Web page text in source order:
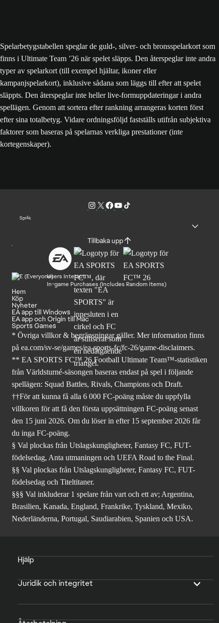
Spelarbetygstabellen speglar de guld-, silver- och bronsspelarkort som
finns i Ultimate Team ’26 när spelet släpps. Den återspeglar inte andra
typer av spelarkort (till exempel hjältar, ikoner eller
kampanjspelarkort), inklusive sådana som läggs till efter att spelet
släppts. Den återspeglar inte heller live-formuppdateringar i andra
spellägen. Genom att sortera efter rankning arrangeras korten först
efter sina totalbetyg. Vidare ordningsföljd fastställs utifrån subjektiva
faktorer som baseras på spelarnas verkliga prestationer (inte
kortegenskaper).
Språk
Tillbaka upp
Users Interact
In-game Purchases (Includes Random Items)
Hem
Köp
Nyheter
EA app till Windows
EA app och Origin till Mac
Sports Games
* Övriga villkor & begränsningar gäller. Merinformation finns
på ea.com/sv-se/games/ea-sports-fc/fc-26/game-disclaimers.
** EA SPORTS FC™ 26 Football Ultimate Team™-statistiken
från Världsturné-säsongen baseras endast på spel i följande
spellägen: Squad Battles, Rivals, Champions och Draft.
††För att kunna få alla 6 000 FC-poäng måste du uppfylla
villkoren för att få den första uppsättningen FC-poäng senast
den 15 juni 2026. Om du löser in efter 15 september 2026 får
du inga FC-poäng.
§ Val plockas från Utslagskungligheter, Fantasy FC, FUT-
födelsedag, Anta utmaningen och UEFA Road to the Final.
§§ Val plockas från Utslagskungligheter, Fantasy FC, FUT-
födelsedag och Titeltitaner.
§§§ Val inkluderar 1 spelare från vart och ett av; Argentina,
Brasilien, Kanada, England, Frankrike, Tyskland, Mexiko,
Nederländerna, Portugal, Saudiarabien, Spanien och USA.
Hjälp
Juridik och integritet